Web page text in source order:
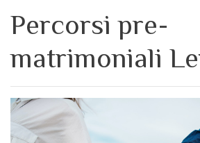
Percorsi pre-
matrimoniali